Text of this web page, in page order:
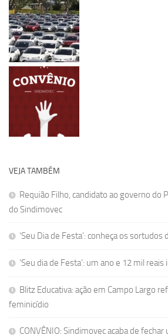
VEJA TAMBÉM
Requião Filho, candidato ao governo do
do Sindimovec
‘Seu Dia de Festa’: conheça os sortudos
‘Seu dia de Festa’: um ano e 12 mil
Blitz Educativa: ação em Campo Largo
feminicídio
CONVÊNIO: Sindimovec acaba de